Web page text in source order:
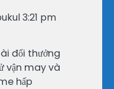
3:21 pm
đổi thưởng
vận may và
hấp